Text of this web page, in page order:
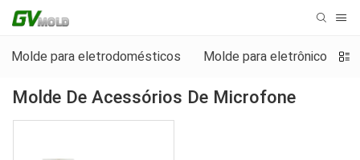
Molde para eletrodomésticos Molde para eletrônicos de
Molde De Acessórios De Microfone